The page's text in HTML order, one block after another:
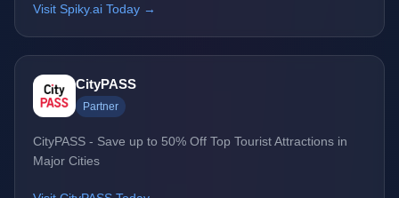
Visit Spiky.ai Today →
CityPASS
Partner
CityPASS - Save up to 50% Off Top Tourist Attractions in
Major Cities